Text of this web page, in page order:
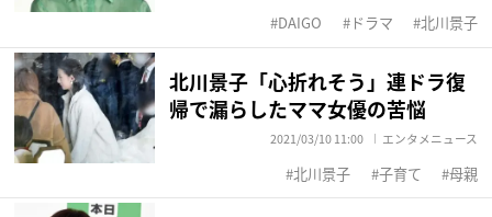
DAIGO ドラマ 北川景子
北川景子「心折れそう」連ドラ復
帰で漏らしたママ女優の苦悩
2021/03/10 11:00 エンタメニュース
北川景子 子育て 母親